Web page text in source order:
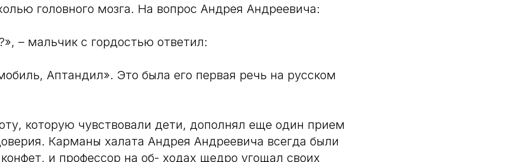
головного мозга. На вопрос Андрея Андреевича:
– мальчик с гордостью ответил:
Аптандил». Это была его первая речь на русском
которую чувствовали дети, дополнял еще один прием
Карманы халата Андрея Андреевича всегда были
и профессор на об- ходах щедро угощал своих